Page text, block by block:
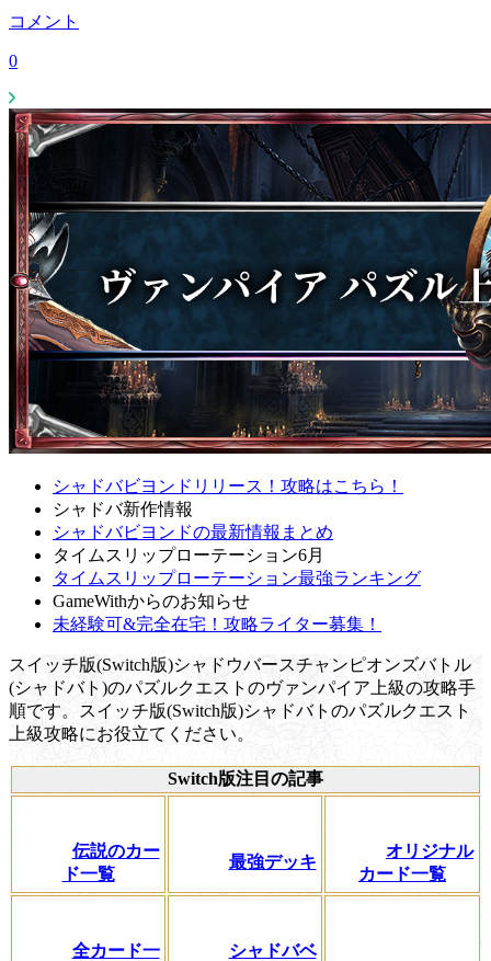
コメント
0
シャドバビヨンドリリース！攻略はこちら！
シャドバ新作情報
シャドバビヨンドの最新情報まとめ
タイムスリップローテーション6月
タイムスリップローテーション最強ランキング
GameWithからのお知らせ
未経験可&完全在宅！攻略ライター募集！
スイッチ版(Switch版)シャドウバースチャンピオンズバトル
(シャドバト)のパズルクエストのヴァンパイア上級の攻略手
順です。スイッチ版(Switch版)シャドバトのパズルクエスト
上級攻略にお役立てください。
Switch版注目の記事
伝説のカー
ド一覧
最強デッキ
オリジナル
カード一覧
全カード一
シャドバベ